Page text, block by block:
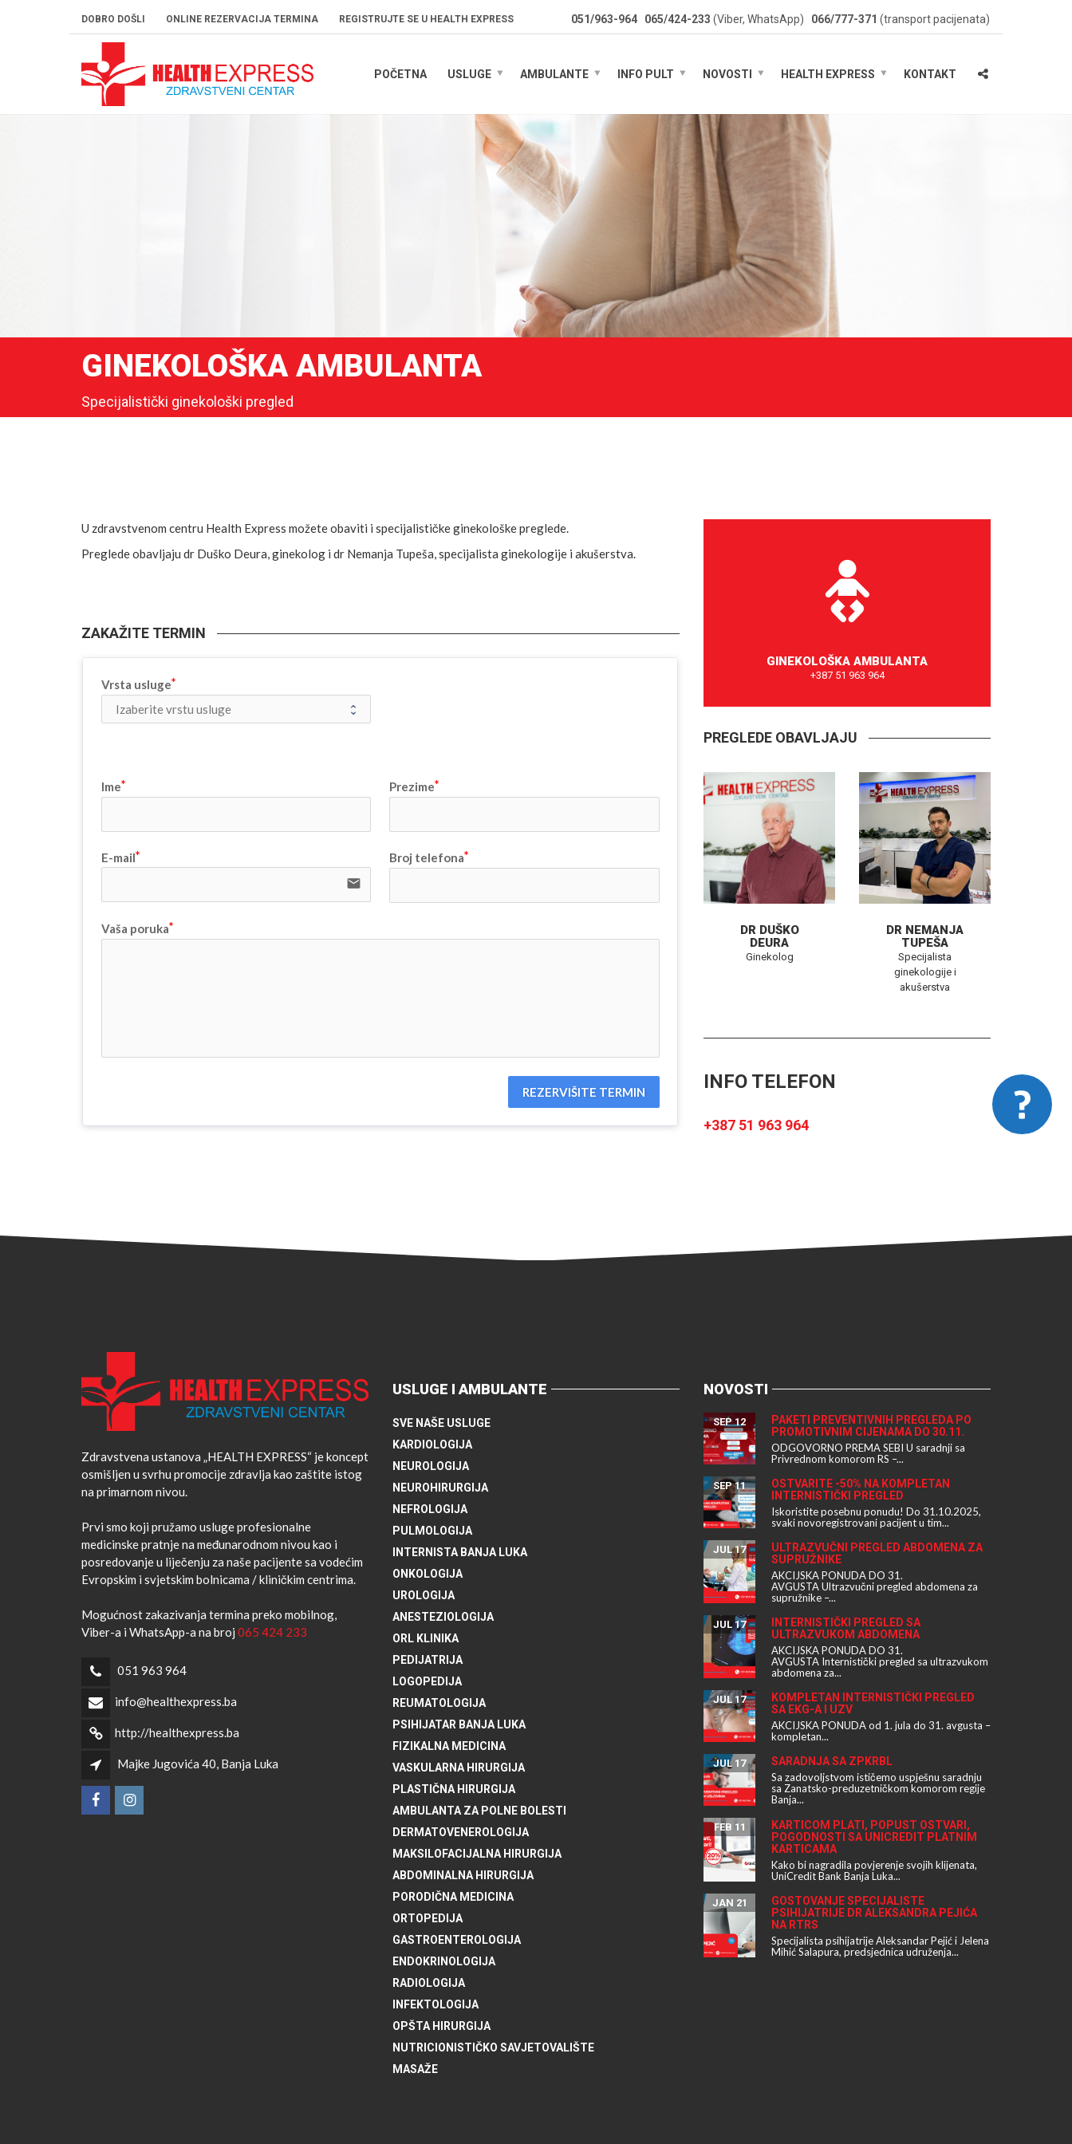
DOBRO DOŠLI ONLINE REZERVACIJA TERMINA REGISTRUJTE SE U HEALTH EXPRESS 051/963-964 065/424-233 (Viber, WhatsApp) 066/777-371 (transport pacijenata)
POČETNA USLUGE AMBULANTE INFO PULT NOVOSTI HEALTH EXPRESS KONTAKT
GINEKOLOŠKA AMBULANTA
Specijalistički ginekološki pregled
U zdravstvenom centru Health Express možete obaviti i specijalističke ginekološke preglede.
Preglede obavljaju dr Duško Deura, ginekolog i dr Nemanja Tupeša, specijalista ginekologije i akušerstva.
ZAKAŽITE TERMIN
Vrsta usluge
Ime Prezime
E-mail
email
Broj telefona
Vaša poruka
REZERVIŠITE TERMIN
GINEKOLOŠKA AMBULANTA
+387 51 963 964
PREGLEDE OBAVLJAJU
DR DUŠKO
DEURA
Ginekolog
DR NEMANJA
TUPEŠA
Specijalista
ginekologije i
akušerstva
INFO TELEFON
+387 51 963 964
Zdravstvena ustanova „HEALTH EXPRESS“ je koncept
osmišljen u svrhu promocije zdravlja kao zaštite istog
na primarnom nivou.
Prvi smo koji pružamo usluge profesionalne
medicinske pratnje na međunarodnom nivou kao i
posredovanje u liječenju za naše pacijente sa vodećim
Evropskim i svjetskim bolnicama / kliničkim centrima.
Mogućnost zakazivanja termina preko mobilnog,
Viber-a i WhatsApp-a na broj 065 424 233
051 963 964
info@healthexpress.ba
http://healthexpress.ba
Majke Jugovića 40, Banja Luka
USLUGE I AMBULANTE
SVE NAŠE USLUGE
KARDIOLOGIJA
NEUROLOGIJA
NEUROHIRURGIJA
NEFROLOGIJA
PULMOLOGIJA
INTERNISTA BANJA LUKA
ONKOLOGIJA
UROLOGIJA
ANESTEZIOLOGIJA
ORL KLINIKA
PEDIJATRIJA
LOGOPEDIJA
REUMATOLOGIJA
PSIHIJATAR BANJA LUKA
FIZIKALNA MEDICINA
VASKULARNA HIRURGIJA
PLASTIČNA HIRURGIJA
AMBULANTA ZA POLNE BOLESTI
DERMATOVENEROLOGIJA
MAKSILOFACIJALNA HIRURGIJA
ABDOMINALNA HIRURGIJA
PORODIČNA MEDICINA
ORTOPEDIJA
GASTROENTEROLOGIJA
ENDOKRINOLOGIJA
RADIOLOGIJA
INFEKTOLOGIJA
OPŠTA HIRURGIJA
NUTRICIONISTIČKO SAVJETOVALIŠTE
MASAŽE
NOVOSTI
PAKETI PREVENTIVNIH PREGLEDA PO
PROMOTIVNIM CIJENAMA DO 30.11.
SEP 12
ODGOVORNO PREMA SEBI U saradnji sa
Privrednom komorom RS –...
OSTVARITE -50% NA KOMPLETAN
INTERNISTIČKI PREGLED
SEP 11
Iskoristite posebnu ponudu! Do 31.10.2025,
svaki novoregistrovani pacijent u tim...
ULTRAZVUČNI PREGLED ABDOMENA ZA
SUPRUŽNIKE
JUL 17
AKCIJSKA PONUDA DO 31.
AVGUSTA Ultrazvučni pregled abdomena za
supružnike –...
INTERNISTIČKI PREGLED SA
ULTRAZVUKOM ABDOMENA
JUL 17
AKCIJSKA PONUDA DO 31.
AVGUSTA Internistički pregled sa ultrazvukom
abdomena za...
KOMPLETAN INTERNISTIČKI PREGLED
SA EKG-A I UZV
JUL 17
AKCIJSKA PONUDA od 1. jula do 31. avgusta –
kompletan...
SARADNJA SA ZPKRBL
JUL 17
Sa zadovoljstvom ističemo uspješnu saradnju
sa Zanatsko-preduzetničkom komorom regije
Banja...
KARTICOM PLATI, POPUST OSTVARI,
POGODNOSTI SA UNICREDIT PLATNIM
KARTICAMA
FEB 11
Kako bi nagradila povjerenje svojih klijenata,
UniCredit Bank Banja Luka...
GOSTOVANJE SPECIJALISTE
PSIHIJATRIJE DR ALEKSANDRA PEJIĆA
NA RTRS
JAN 21
Specijalista psihijatrije Aleksandar Pejić i Jelena
Mihić Salapura, predsjednica udruženja...